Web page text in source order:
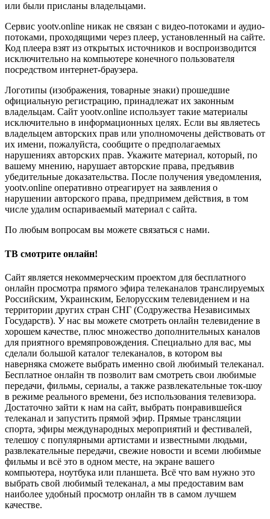
или были присланы владельцами.
Сервис yootv.online никак не связан с видео-потоками и аудио-
потоками, проходящими через плеер, установленный на сайте.
Код плеера взят из открытых источников и воспроизводится
исключительно на компьютере конечного пользователя
посредством интернет-браузера.
Логотипы (изображения, товарные знаки) прошедшие
официальную регистрацию, принадлежат их законным
владельцам. Сайт yootv.online использует такие материалы
исключительно в информационных целях. Если вы являетесь
владельцем авторских прав или уполномочены действовать от
их имени, пожалуйста, сообщите о предполагаемых
нарушениях авторских прав. Укажите материал, который, по
вашему мнению, нарушает авторские права, предъявив
убедительные доказательства. После получения уведомления,
yootv.online оперативно отреагирует на заявления о
нарушении авторского права, предпримем действия, в том
числе удалим оспариваемый материал с сайта.
По любым вопросам вы можете связаться с нами.
ТВ смотрите онлайн!
Сайт является некоммерческим проектом для бесплатного
онлайн просмотра прямого эфира телеканалов транслируемых
Российским, Украинским, Белорусским телевидением и на
территории других стран СНГ (Содружества Независимых
Государств). У нас вы можете смотреть онлайн телевидение в
хорошем качестве, плюс множество дополнительных каналов
для приятного времяпровождения. Специально для вас, мы
сделали большой каталог телеканалов, в котором вы
наверняка сможете выбрать именно свой любимый телеканал.
Бесплатное онлайн тв позволит вам смотреть свои любимые
передачи, фильмы, сериалы, а также развлекательные ток-шоу
в режиме реального времени, без использования телевизора.
Достаточно зайти к нам на сайт, выбрать понравившейся
телеканал и запустить прямой эфир. Прямые трансляции
спорта, эфиры международных мероприятий и фестивалей,
телешоу с популярными артистами и известными людьми,
развлекательные передачи, свежие новости и всеми любимые
фильмы и всё это в одном месте, на экране вашего
компьютера, ноутбука или планшета. Всё что вам нужно это
выбрать свой любимый телеканал, а мы предоставим вам
наиболее удобный просмотр онлайн тв в самом лучшем
качестве.